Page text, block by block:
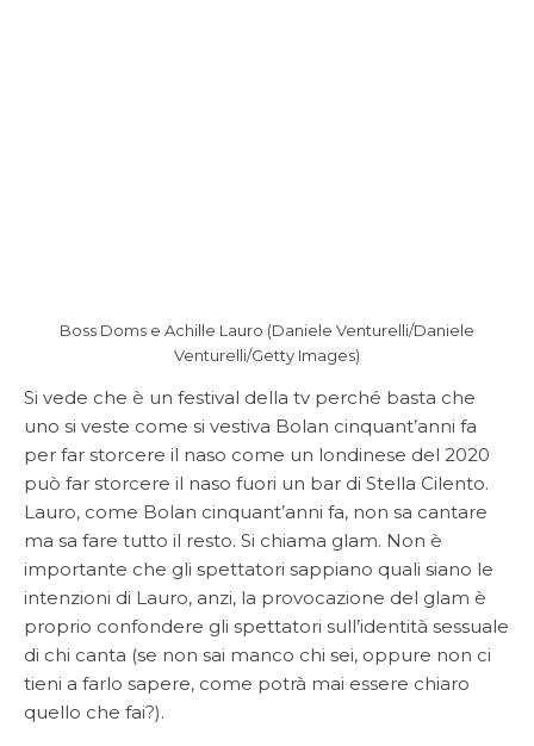
Boss Doms e Achille Lauro (Daniele Venturelli/Daniele
Venturelli/Getty Images)
Si vede che è un festival della tv perché basta che
uno si veste come si vestiva Bolan cinquant’anni fa
per far storcere il naso come un londinese del 2020
può far storcere il naso fuori un bar di Stella Cilento.
Lauro, come Bolan cinquant’anni fa, non sa cantare
ma sa fare tutto il resto. Si chiama glam. Non è
importante che gli spettatori sappiano quali siano le
intenzioni di Lauro, anzi, la provocazione del glam è
proprio confondere gli spettatori sull’identità sessuale
di chi canta (se non sai manco chi sei, oppure non ci
tieni a farlo sapere, come potrà mai essere chiaro
quello che fai?).